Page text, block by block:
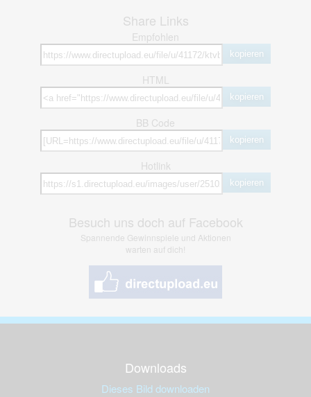
Share Links
Empfohlen
kopieren
HTML
kopieren
BB Code
kopieren
Hotlink
kopieren
Besuch uns doch auf Facebook
Spannende Gewinnspiele und Aktionen
warten auf dich!
Downloads
Dieses Bild downloaden